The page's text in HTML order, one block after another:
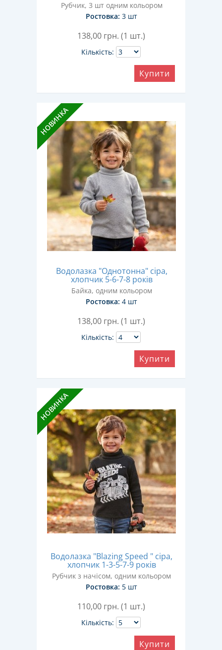
Рубчик, 3 шт одним кольором
Ростовка: 3 шт
138,00 грн. (1 шт.)
Кількість:
Купити
НОВИНКА
Водолазка "Однотонна" сіра,
хлопчик 5-6-7-8 років
Байка, одним кольором
Ростовка: 4 шт
138,00 грн. (1 шт.)
Кількість:
Купити
НОВИНКА
Водолазка "Blazing Speed " сіра,
хлопчик 1-3-5-7-9 років
Рубчик з начісом, одним кольором
Ростовка: 5 шт
110,00 грн. (1 шт.)
Кількість:
Купити